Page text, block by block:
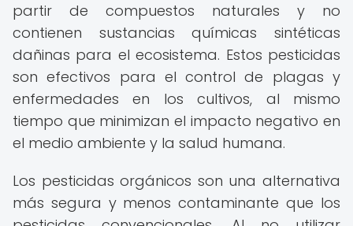
partir de compuestos naturales y no
contienen sustancias químicas sintéticas
dañinas para el ecosistema. Estos pesticidas
son efectivos para el control de plagas y
enfermedades en los cultivos, al mismo
tiempo que minimizan el impacto negativo en
el medio ambiente y la salud humana.
Los pesticidas orgánicos son una alternativa
más segura y menos contaminante que los